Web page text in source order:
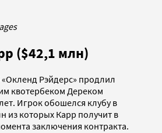
($42,1 млн)
«Окленд Рэйдерс» продлил
квотербеком Дереком
Игрок обошелся клубу в
из которых Карр получит в
заключения контракта.